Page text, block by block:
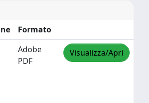
Formato
Adobe
PDF
Visualizza/Apri